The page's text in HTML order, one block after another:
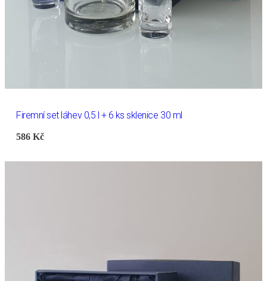
Firemní set láhev 0,5 l + 6 ks sklenice 30 ml
586Kč